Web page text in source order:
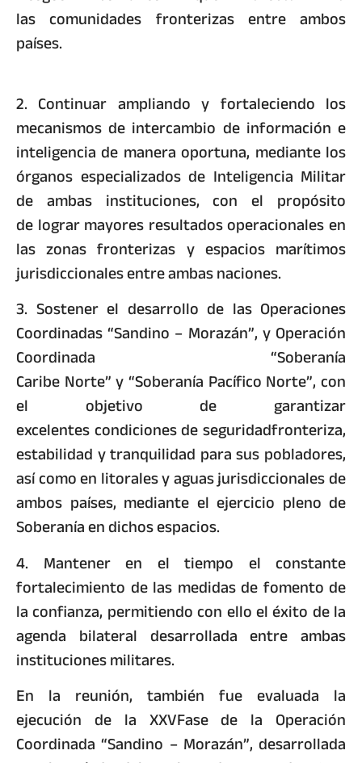
las comunidades fronterizas entre ambos
países.
2. Continuar ampliando y fortaleciendo los
mecanismos de intercambio de información e
inteligencia de manera oportuna, mediante los
órganos especializados de Inteligencia Militar
de ambas instituciones, con el propósito
de lograr mayores resultados operacionales en
las zonas fronterizas y espacios marítimos
jurisdiccionales entre ambas naciones.
3. Sostener el desarrollo de las Operaciones
Coordinadas “Sandino – Morazán”, y Operación
Coordinada “Soberanía
Caribe Norte” y “Soberanía Pacífico Norte”, con
el objetivo de garantizar
excelentes condiciones de seguridadfronteriza,
estabilidad y tranquilidad para sus pobladores,
así como en litorales y aguas jurisdiccionales de
ambos países, mediante el ejercicio pleno de
Soberanía en dichos espacios.
4. Mantener en el tiempo el constante
fortalecimiento de las medidas de fomento de
la confianza, permitiendo con ello el éxito de la
agenda bilateral desarrollada entre ambas
instituciones militares.
En la reunión, también fue evaluada la
ejecución de la XXVFase de la Operación
Coordinada “Sandino – Morazán”, desarrollada